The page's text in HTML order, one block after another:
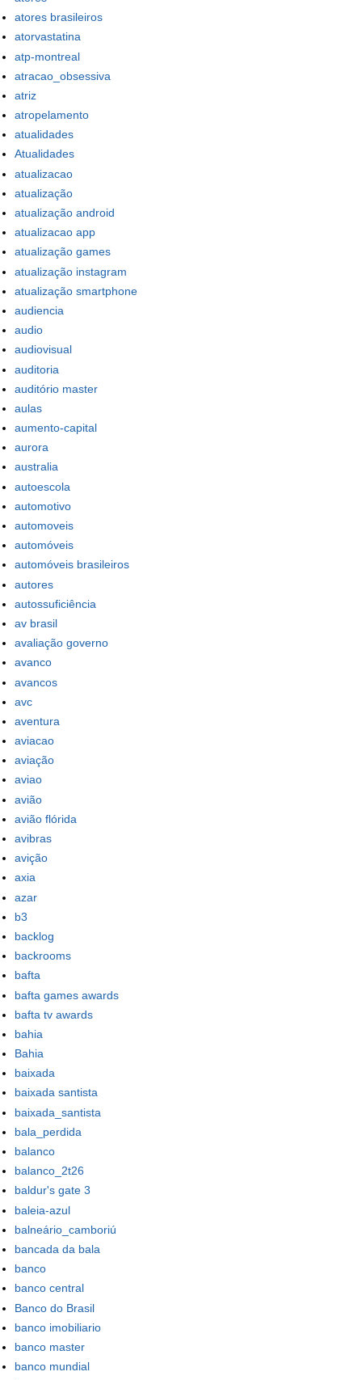
atores brasileiros
atorvastatina
atp-montreal
atracao_obsessiva
atriz
atropelamento
atualidades
Atualidades
atualizacao
atualização
atualização android
atualizacao app
atualização games
atualização instagram
atualização smartphone
audiencia
audio
audiovisual
auditoria
auditório master
aulas
aumento-capital
aurora
australia
autoescola
automotivo
automoveis
automóveis
automóveis brasileiros
autores
autossuficiência
av brasil
avaliação governo
avanco
avancos
avc
aventura
aviacao
aviação
aviao
avião
avião flórida
avibras
avição
axia
azar
b3
backlog
backrooms
bafta
bafta games awards
bafta tv awards
bahia
Bahia
baixada
baixada santista
baixada_santista
bala_perdida
balanco
balanco_2t26
baldur's gate 3
baleia-azul
balneário_camboriú
bancada da bala
banco
banco central
Banco do Brasil
banco imobiliario
banco master
banco mundial